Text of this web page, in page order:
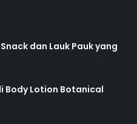
dan Lauk Pauk yang
Body Lotion Botanical